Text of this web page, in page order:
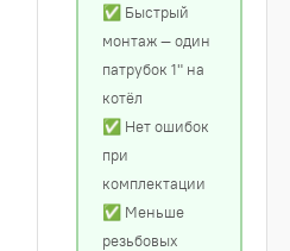
✅ Быстрый
монтаж — один
патрубок 1" на
котёл
✅ Нет ошибок
при
комплектации
✅ Меньше
резьбовых